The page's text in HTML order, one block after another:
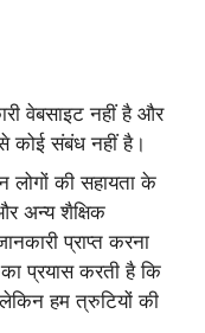
वेबसाइट नहीं है और
कोई संबंध नहीं है।
लोगों की सहायता के
अन्य शैक्षिक
प्राप्त करना
प्रयास करती है कि
हम त्रुटियों की